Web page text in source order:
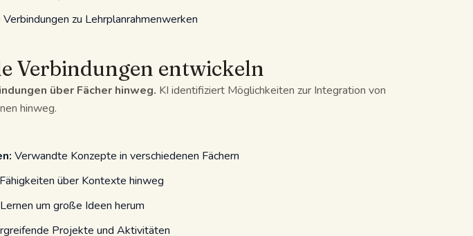
Verbindungen zu Lehrplanrahmenwerken
Verbindungen entwickeln
über Fächer hinweg. KI identifiziert Möglichkeiten zur Integration von
hinweg.
Verwandte Konzepte in verschiedenen Fächern
über Kontexte hinweg
um große Ideen herum
Projekte und Aktivitäten